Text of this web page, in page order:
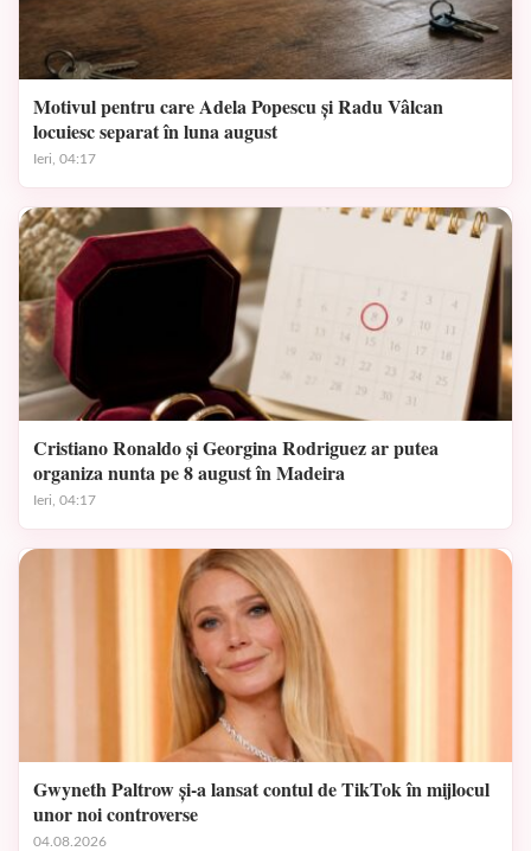
Motivul pentru care Adela Popescu și Radu Vâlcan
locuiesc separat în luna august
Ieri, 04:17
Cristiano Ronaldo și Georgina Rodriguez ar putea
organiza nunta pe 8 august în Madeira
Ieri, 04:17
Gwyneth Paltrow și-a lansat contul de TikTok în mijlocul
unor noi controverse
04.08.2026